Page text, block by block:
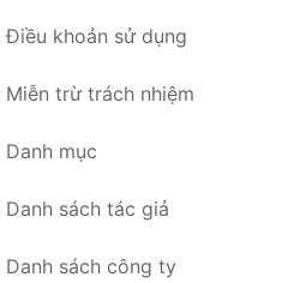
Điều khoản sử dụng
Miễn trừ trách nhiệm
Danh mục
Danh sách tác giả
Danh sách công ty